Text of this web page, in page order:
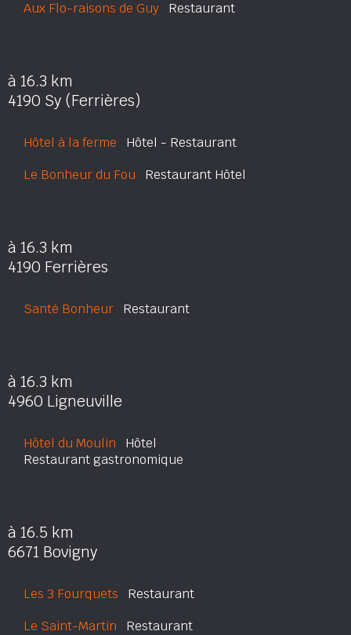
Aux Flo-raisons de Guy Restaurant
à 16.3 km
4190 Sy (Ferrières)
Hôtel à la ferme Hôtel - Restaurant
Le Bonheur du Fou Restaurant Hôtel
à 16.3 km
4190 Ferrières
Santé Bonheur Restaurant
à 16.3 km
4960 Ligneuville
Hôtel du Moulin Hôtel
Restaurant gastronomique
à 16.5 km
6671 Bovigny
Les 3 Fourquets Restaurant
Le Saint-Martin Restaurant